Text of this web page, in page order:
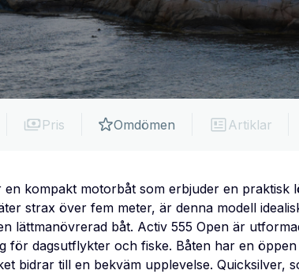
Pris Omdömen Artiklar
en kompakt motorbåt som erbjuder en praktisk
strax över fem meter, är denna modell
lättmanövrerad båt. Activ 555 Open är
för dagsutflykter och fiske. Båten har en
bidrar till en bekväm upplevelse. Quicksilver,